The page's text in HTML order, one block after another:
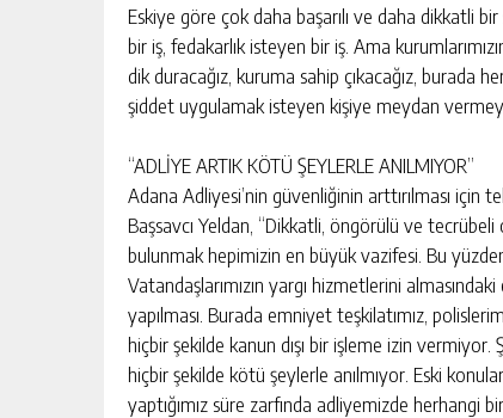
Eskiye göre çok daha başarılı ve daha dikkatli bir
bir iş, fedakarlık isteyen bir iş. Ama
dik duracağız, kuruma sahip çıkacağız, burada
şiddet uygulamak isteyen kişiye meydan
“ADLİYE ARTIK KÖTÜ ŞEYLERLE ANILMIYOR”
Adana Adliyesi’nin güvenliğinin arttırılması
Başsavcı Yeldan, “Dikkatli, öngörülü ve
bulunmak hepimizin en büyük vazifesi. Bu
Vatandaşlarımızın yargı hizmetlerini
yapılması. Burada emniyet teşkilatımız,
hiçbir şekilde kanun dışı bir işleme izin
hiçbir şekilde kötü şeylerle anılmıyor. Eski
yaptığımız süre zarfında adliyemizde herhangi